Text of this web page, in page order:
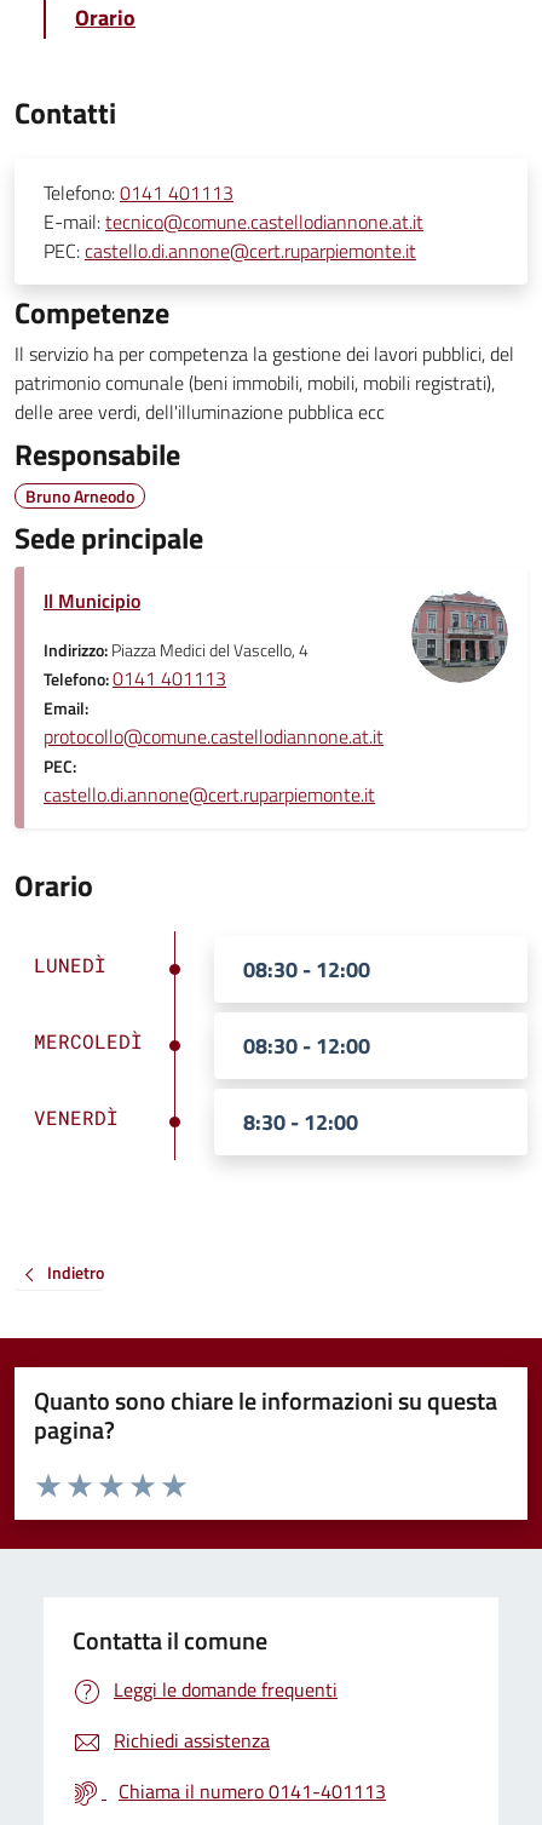
Orario
Contatti
Telefono:0141 401113
E-mail:tecnico@comune.castellodiannone.at.it
PEC:castello.di.annone@cert.ruparpiemonte.it
Competenze
Il servizio ha per competenza la gestione dei lavori pubblici, del
patrimonio comunale (beni immobili, mobili, mobili registrati),
delle aree verdi, dell'illuminazione pubblica ecc
Responsabile
Bruno Arneodo
Sede principale
Il Municipio
Indirizzo:Piazza Medici del Vascello, 4
Telefono:0141 401113
Email:
protocollo@comune.castellodiannone.at.it
PEC:
castello.di.annone@cert.ruparpiemonte.it
Orario
LUNEDÌ 08:30 - 12:00
MERCOLEDÌ 08:30 - 12:00
VENERDÌ 8:30 - 12:00
Indietro
Quanto sono chiare le informazioni su questa
pagina?
Valuta da 1 a 5 stelle la pagina
Valuta 5 stelle su 5
Valuta 4 stelle su 5
Valuta 3 stelle su 5
Valuta 2 stelle su 5
Valuta 1 stelle su 5
Contatta il comune
Leggi le domande frequenti
Richiedi assistenza
Chiama il numero 0141-401113